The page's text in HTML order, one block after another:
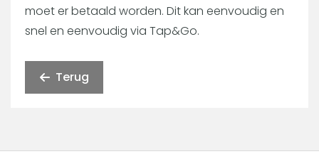
moet er betaald worden. Dit kan eenvoudig en
snel en eenvoudig via Tap&Go.
Terug